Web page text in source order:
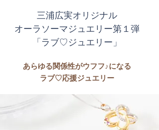
三浦広実オリジナル
オーラソーマジュエリー第１弾
「ラブ♡ジュエリー」
あらゆる関係性がウフフ♪になる
ラブ♡応援ジュエリー